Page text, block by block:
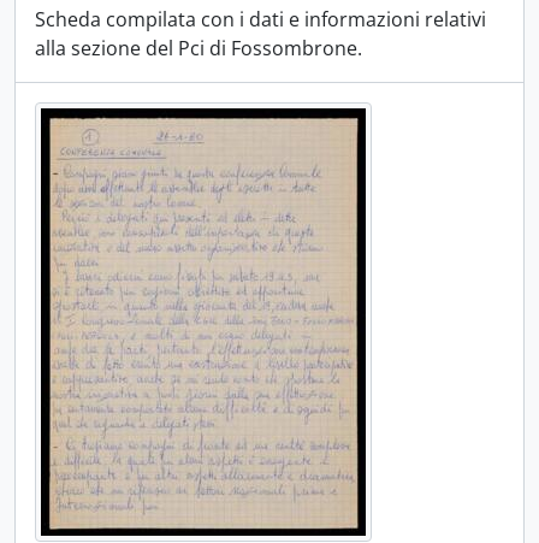
Scheda compilata con i dati e informazioni relativi
alla sezione del Pci di Fossombrone.